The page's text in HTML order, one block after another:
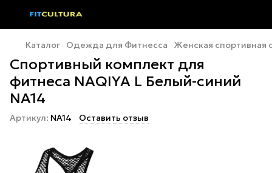
Каталог Одежда для Фитнесса Женская спортивная
Спортивный комплект для
фитнеса NAQIYA L Белый-синий
NA14
Артикул: NA14 Оставить отзыв